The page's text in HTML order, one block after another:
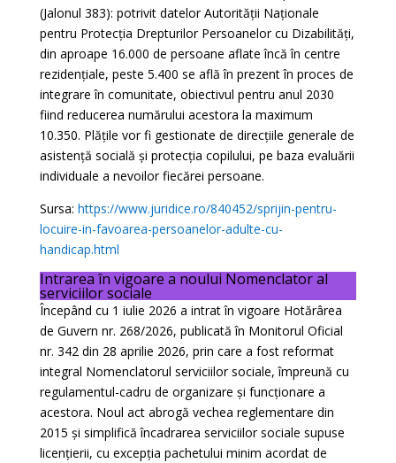
(Jalonul 383): potrivit datelor Autorității Naționale
pentru Protecția Drepturilor Persoanelor cu Dizabilități,
din aproape 16.000 de persoane aflate încă în centre
rezidențiale, peste 5.400 se află în prezent în proces de
integrare în comunitate, obiectivul pentru anul 2030
fiind reducerea numărului acestora la maximum
10.350. Plățile vor fi gestionate de direcțiile generale de
asistență socială și protecția copilului, pe baza evaluării
individuale a nevoilor fiecărei persoane.
Sursa: https://www.juridice.ro/840452/sprijin-pentru-
locuire-in-favoarea-persoanelor-adulte-cu-
handicap.html
Intrarea în vigoare a noului Nomenclator al
serviciilor sociale
Începând cu 1 iulie 2026 a intrat în vigoare Hotărârea
de Guvern nr. 268/2026, publicată în Monitorul Oficial
nr. 342 din 28 aprilie 2026, prin care a fost reformat
integral Nomenclatorul serviciilor sociale, împreună cu
regulamentul-cadru de organizare și funcționare a
acestora. Noul act abrogă vechea reglementare din
2015 și simplifică încadrarea serviciilor sociale supuse
licențierii, cu excepția pachetului minim acordat de